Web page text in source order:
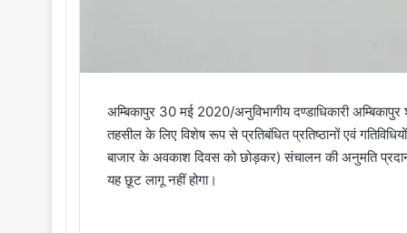
अम्बिकापुर 30 मई 2020/अनुविभागीय दण्डाधिकारी अम्बिकापुर
तहसील के लिए विशेष रूप से प्रतिबंधित प्रतिष्ठानों एवं
बाजार के अवकाश दिवस को छोड़कर) संचालन की अनुमति
यह छूट लागू नहीं होगा।